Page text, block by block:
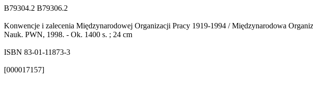
B79304.2 B79306.2
Konwencje i zalecenia Międzynarodowej Organizacji Pracy 1919-1994 / Międzynarodowa
Nauk. PWN, 1998. - Ok. 1400 s. ; 24 cm
ISBN 83-01-11873-3
[000017157]